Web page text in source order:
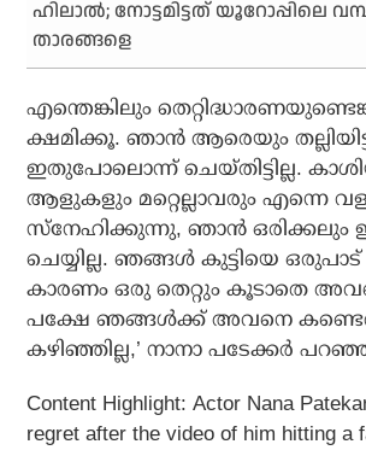
ഹിലാല്‍; നോട്ടമിട്ടത് യൂറോപ്പിലെ
താരങ്ങളെ
എന്തെങ്കിലും
ക്ഷമിക്കൂ. ഞാന്‍ ആരെയും
ഇതുപോലൊന്ന് ചെയ്തിട്ടില്ല.
ആളുകളും മറ്റെല്ലാവരും എന്നെ
സ്നേഹിക്കുന്നു, ഞാന്‍ ഒരിക്കലും
ചെയ്യില്ല. ഞങ്ങള്‍ കുട്ടിയെ
കാരണം ഒരു തെറ്റും കൂടാതെ
പക്ഷേ ഞങ്ങള്‍ക്ക് അവനെ
കഴിഞ്ഞില്ല,’ നാനാ പടേക്കര്‍
Content Highlight:Actor Nana
regret after the video of him hitting a